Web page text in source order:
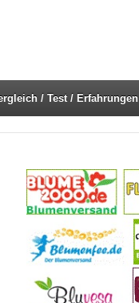
/ Test / Erfahrungen